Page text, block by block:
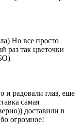
Но все просто
так цветочки
и радовали глаз, еще
самая
доставили в
огромное!